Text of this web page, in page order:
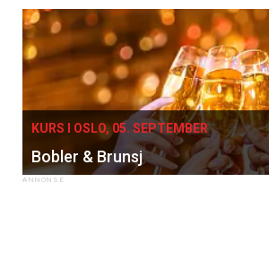
KURS I OSLO, 05. SEPTEMBER
Bobler & Brunsj